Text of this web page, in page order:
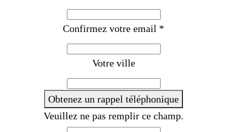
Confirmez votre email *
Votre ville
Obtenez un rappel téléphonique
Veuillez ne pas remplir ce champ.